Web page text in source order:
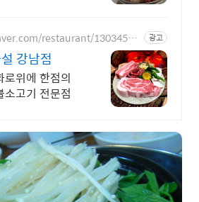
restaurant/13034514 광고
강남점
위에 한점의
고기 전문점